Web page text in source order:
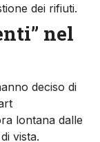
dei rifiuti.
nel
deciso di
lontana dalle
vista.